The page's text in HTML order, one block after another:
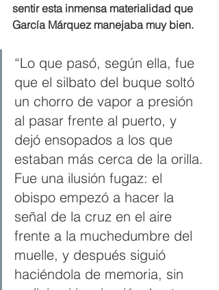
sentir esta inmensa materialidad que
García Márquez manejaba muy bien.
“Lo que pasó, según ella, fue
que el silbato del buque soltó
un chorro de vapor a presión
al pasar frente al puerto, y
dejó ensopados a los que
estaban más cerca de la orilla.
Fue una ilusión fugaz: el
obispo empezó a hacer la
señal de la cruz en el aire
frente a la muchedumbre del
muelle, y después siguió
haciéndola de memoria, sin